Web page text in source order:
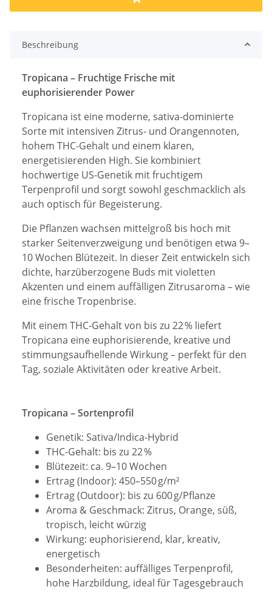
Beschreibung
Tropicana – Fruchtige Frische mit
euphorisierender Power
Tropicana ist eine moderne, sativa-dominierte
Sorte mit intensiven Zitrus- und Orangennoten,
hohem THC-Gehalt und einem klaren,
energetisierenden High. Sie kombiniert
hochwertige US-Genetik mit fruchtigem
Terpenprofil und sorgt sowohl geschmacklich als
auch optisch für Begeisterung.
Die Pflanzen wachsen mittelgroß bis hoch mit
starker Seitenverzweigung und benötigen etwa 9–
10 Wochen Blütezeit. In dieser Zeit entwickeln sich
dichte, harzüberzogene Buds mit violetten
Akzenten und einem auffälligen Zitrusaroma – wie
eine frische Tropenbrise.
Mit einem THC-Gehalt von bis zu 22 % liefert
Tropicana eine euphorisierende, kreative und
stimmungsaufhellende Wirkung – perfekt für den
Tag, soziale Aktivitäten oder kreative Arbeit.
Tropicana – Sortenprofil
Genetik: Sativa/Indica-Hybrid
THC-Gehalt: bis zu 22 %
Blütezeit: ca. 9–10 Wochen
Ertrag (Indoor): 450–550 g/m²
Ertrag (Outdoor): bis zu 600 g/Pflanze
Aroma & Geschmack: Zitrus, Orange, süß,
tropisch, leicht würzig
Wirkung: euphorisierend, klar, kreativ,
energetisch
Besonderheiten: auffälliges Terpenprofil,
hohe Harzbildung, ideal für Tagesgebrauch